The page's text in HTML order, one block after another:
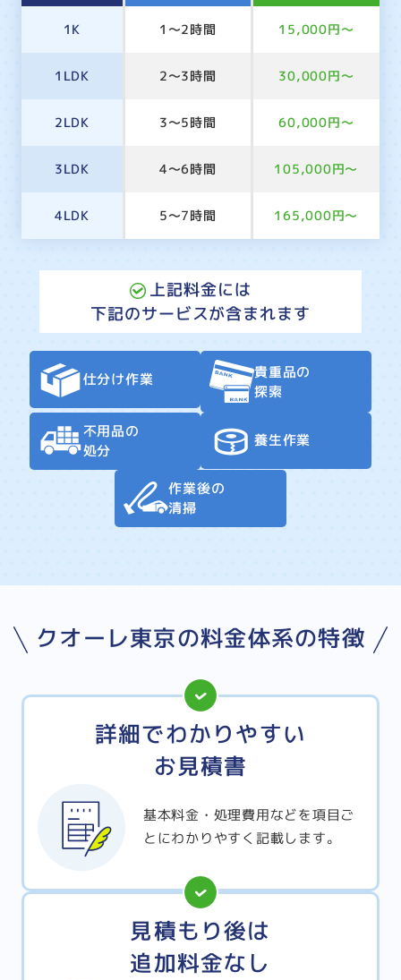
1K 1～2時間 15,000円～
1LDK 2～3時間 30,000円～
2LDK 3～5時間 60,000円～
3LDK 4～6時間 105,000円～
4LDK 5～7時間 165,000円～
上記料金には
下記のサービスが含まれます
仕分け作業
貴重品の
探索
不用品の
処分
養生作業
作業後の
清掃
クオーレ東京の料金体系の特徴
詳細でわかりやすい
お見積書
基本料金・処理費用などを項目ご
とにわかりやすく記載します。
見積もり後は
追加料金なし